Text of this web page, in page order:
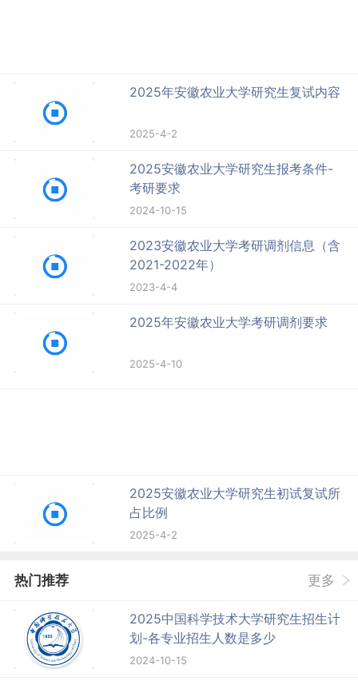
2025年安徽农业大学研究生复试内容
2025-4-2
2025安徽农业大学研究生报考条件-
考研要求
2024-10-15
2023安徽农业大学考研调剂信息（含
2021-2022年）
2023-4-4
2025年安徽农业大学考研调剂要求
2025-4-10
2025安徽农业大学研究生初试复试所
占比例
2025-4-2
热门推荐 更多
2025中国科学技术大学研究生招生计
划-各专业招生人数是多少
2024-10-15